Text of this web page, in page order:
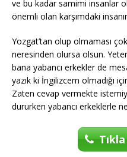
ve bu kadar samimi insanlar
önemli olan karşımdaki
Yozgat’tan olup olmaması
neresinden olursa olsun.
bana yabancı erkekler de
yazık ki İngilizcem olmadığı
Zaten cevap vermekte
dururken yabancı erkeklerle